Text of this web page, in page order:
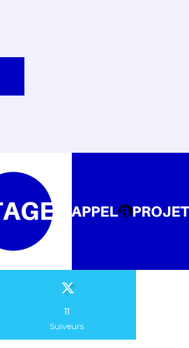
11
Suiveurs